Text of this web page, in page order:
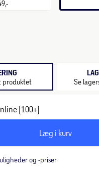
produktet Se
(100+)
Læg i kurv
og -priser